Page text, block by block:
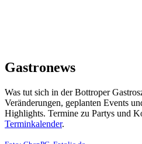
Gastronews
Was tut sich in der Bottroper
Veränderungen, geplanten Events
Highlights. Termine zu Partys und
Terminkalender.